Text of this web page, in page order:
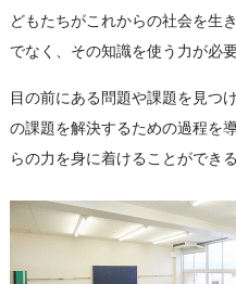
どもたちがこれからの社会を生
でなく、その知識を使う力が必
目の前にある問題や課題を見つ
の課題を解決するための過程を
らの力を身に着けることができ